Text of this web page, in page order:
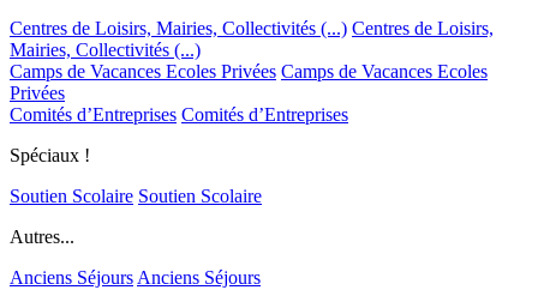
Centres de Loisirs, Mairies, Collectivités (...) Centres de Loisirs,
Mairies, Collectivités (...)
Camps de Vacances Ecoles Privées Camps de Vacances Ecoles
Privées
Comités d’Entreprises Comités d’Entreprises
Spéciaux !
Soutien Scolaire Soutien Scolaire
Autres...
Anciens SéjoursAnciens Séjours